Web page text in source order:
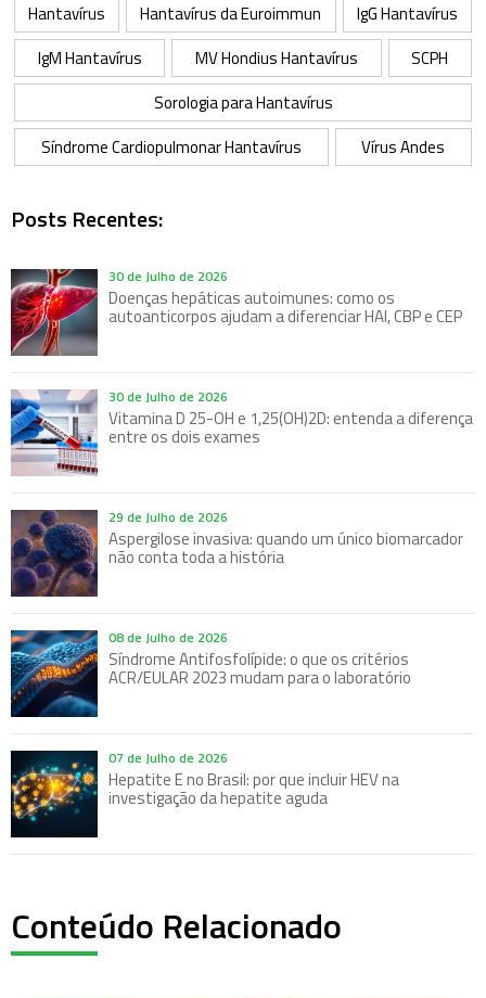
Hantavírus
Hantavírus da Euroimmun
IgG Hantavírus
IgM Hantavírus
MV Hondius Hantavírus
SCPH
Sorologia para Hantavírus
Síndrome Cardiopulmonar Hantavírus
Vírus Andes
Posts Recentes:
30 de Julho de 2026
Doenças hepáticas autoimunes: como os
autoanticorpos ajudam a diferenciar HAI, CBP e CEP
30 de Julho de 2026
Vitamina D 25-OH e 1,25(OH)2D: entenda a diferença
entre os dois exames
29 de Julho de 2026
Aspergilose invasiva: quando um único biomarcador
não conta toda a história
08 de Julho de 2026
Síndrome Antifosfolípide: o que os critérios
ACR/EULAR 2023 mudam para o laboratório
07 de Julho de 2026
Hepatite E no Brasil: por que incluir HEV na
investigação da hepatite aguda
Conteúdo Relacionado